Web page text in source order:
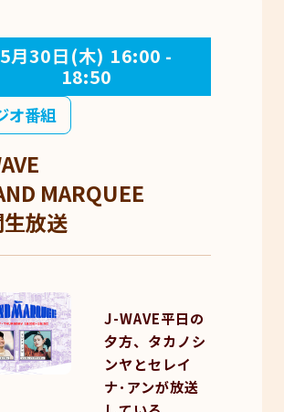
オ番組
5月30日(木) 16:00 -
18:50
MARQUEE
放送
J-WAVE平日の
夕方、タカノシ
ンヤとセレイ
ナ･アンが放送